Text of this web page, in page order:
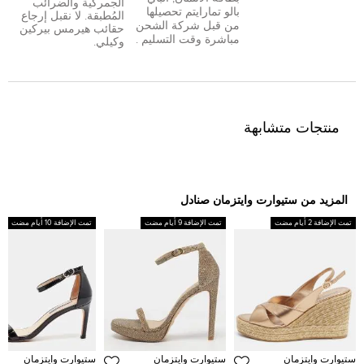
بالو تمارا يتم تحصيلها
من قبل شركة الشحن
مباشرة وقت التسليم .
الجمركية والضرائب
المُطبقة. لا نقبل إرجاع
حقائب هيرمس بيركين
وكيلي.
منتجات متشابهة
المزيد من ستيوارت وايتزمان صنادل
تمت الإضافة 2 أيام مضت
ستيوارت وايتزمان
تمت الإضافة 9 أيام مضت
ستيوارت وايتزمان
تمت الإضافة 10 أيام مضت
ستيوارت وايتزمان